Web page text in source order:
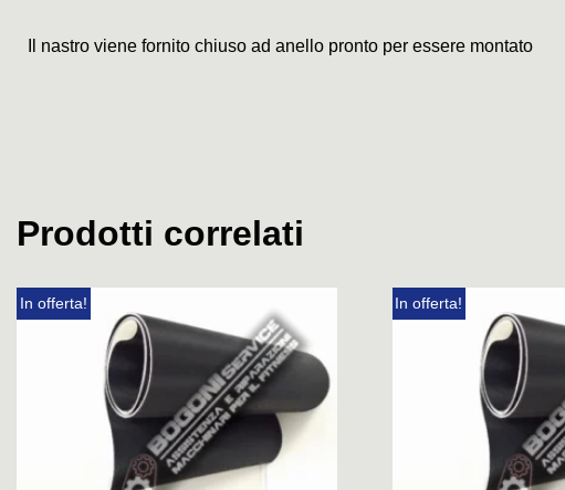
Il nastro viene fornito chiuso ad anello pronto per essere montato
Prodotti correlati
In offerta! In offerta!